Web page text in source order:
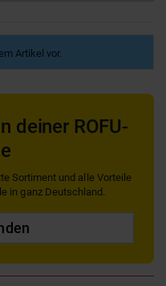
Artikel vor.
deiner ROFU-
Sortiment und alle Vorteile
in ganz Deutschland.